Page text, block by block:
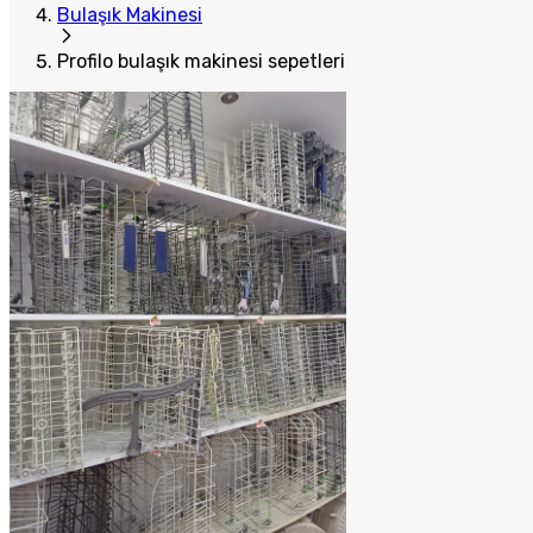
Bulaşık Makinesi
Profilo bulaşık makinesi sepetleri